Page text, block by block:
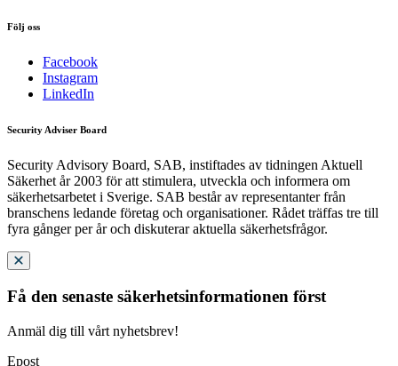
Följ oss
Facebook
Instagram
LinkedIn
Security Adviser Board
Security Advisory Board, SAB, instiftades av tidningen Aktuell
Säkerhet år 2003 för att stimulera, utveckla och informera om
säkerhetsarbetet i Sverige. SAB består av representanter från
branschens ledande företag och organisationer. Rådet träffas tre till
fyra gånger per år och diskuterar aktuella säkerhetsfrågor.
Få den senaste säkerhetsinformationen först
Anmäl dig till vårt nyhetsbrev!
Epost